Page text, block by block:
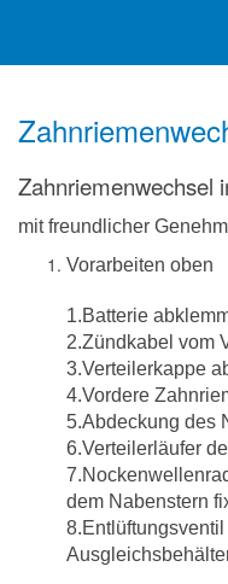
Zahnriemenwechsel
mit freundlicher
Vorarbeiten oben
1.Batterie
2.Zündkabel vom
3.Verteilerkappe
4.Vordere
5.Abdeckung des
6.Verteilerläufer
dem Nabenstern